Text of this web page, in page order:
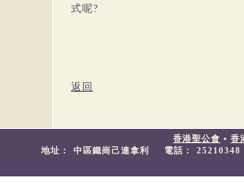
式呢?
返回
香港聖公會 • 香
地址：
中區鐵崗己連拿利 電話： 25210348